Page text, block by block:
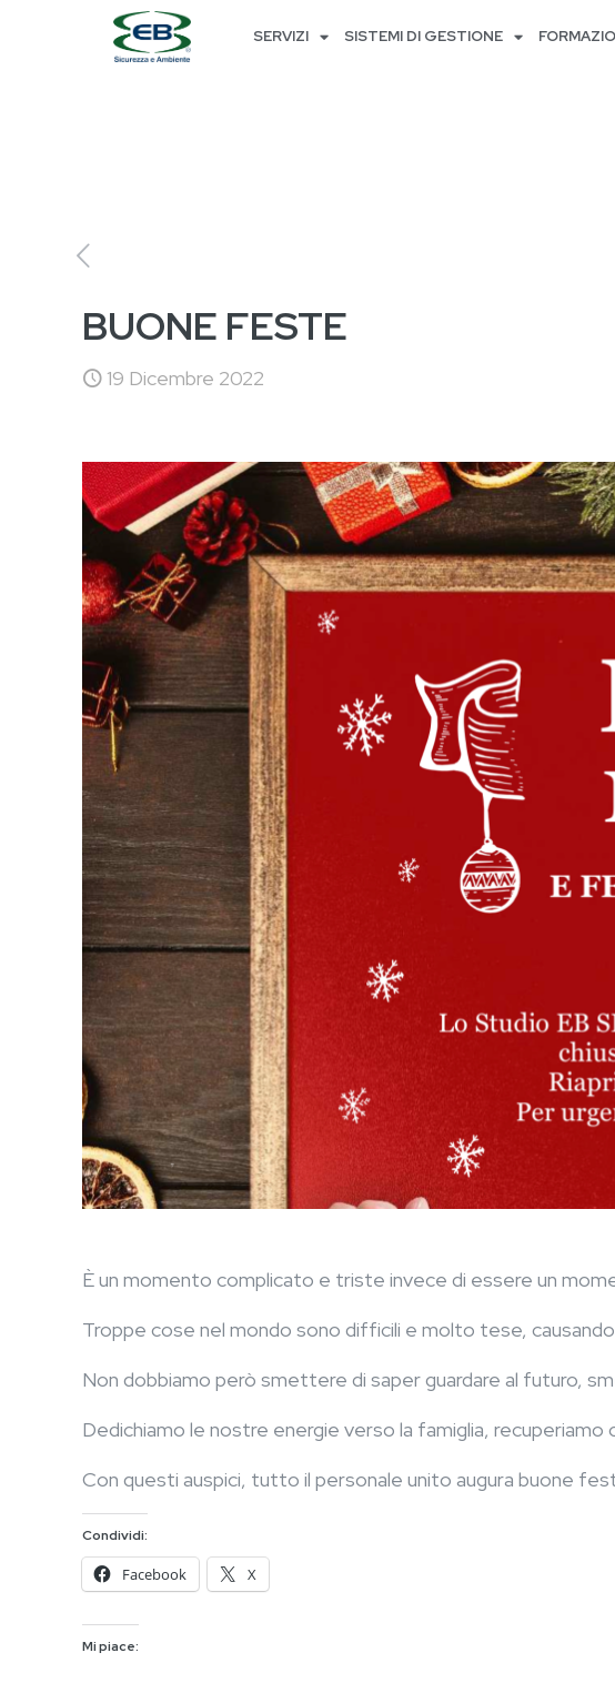
SERVIZI SISTEMI DI GESTIONE
BUONE FESTE
19 Dicembre 2022
È un momento complicato e triste invece di essere un
Troppe cose nel mondo sono difficili e molto tese,
Non dobbiamo però smettere di saper guardare al futuro,
Dedichiamo le nostre energie verso la famiglia, recuperiamo
Con questi auspici, tutto il personale unito augura buone
Condividi:
Facebook X
Mi piace: